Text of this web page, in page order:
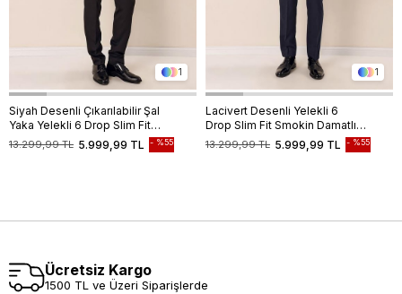
1
Siyah Desenli Çıkarılabilir Şal
Yaka Yelekli 6 Drop Slim Fit
Smokin Damatlık Takım
1001230210
5.999,99 TL
13.299,99 TL %55
1
Lacivert Desenli Yelekli 6
Drop Slim Fit Smokin Damatlık
Takım 10012302045.999,99 TL
13.299,99 TL %55
Ücretsiz Kargo
1500 TL ve Üzeri Siparişlerde